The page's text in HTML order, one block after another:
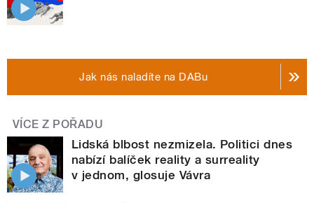
Jak nás naladíte na DABu
VÍCE Z POŘADU
Lidská blbost nezmizela. Politici dnes
nabízí balíček reality a surreality
v jednom, glosuje Vávra